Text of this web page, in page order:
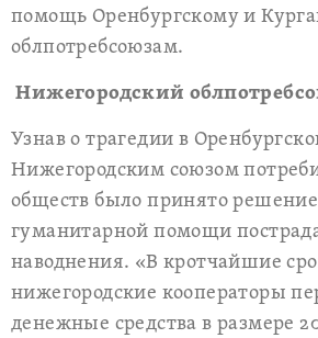
помощь Оренбургскому и
облпотребсоюзам.
Нижегородский
Узнав о трагедии в
Нижегородским союзом
обществ было принято
гуманитарной помощи
наводнения. «В кротчайшие
нижегородские кооператоры
денежные средства в размере